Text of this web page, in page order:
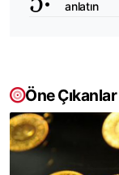
anlatın
Öne Çıkanlar